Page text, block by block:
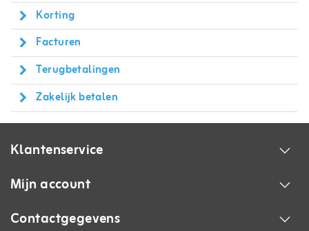
Korting
Facturen
Terugbetalingen
Zakelijk betalen
Klantenservice
Mijn account
Contactgegevens